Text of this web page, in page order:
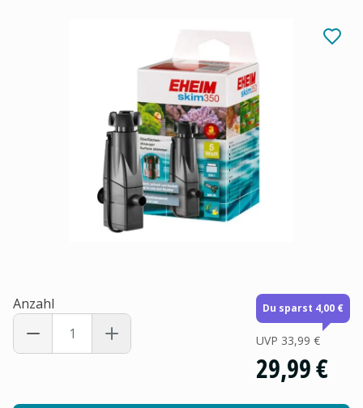
Anzahl Du sparst 4,00 €
UVP 33,99 €
29,99 €